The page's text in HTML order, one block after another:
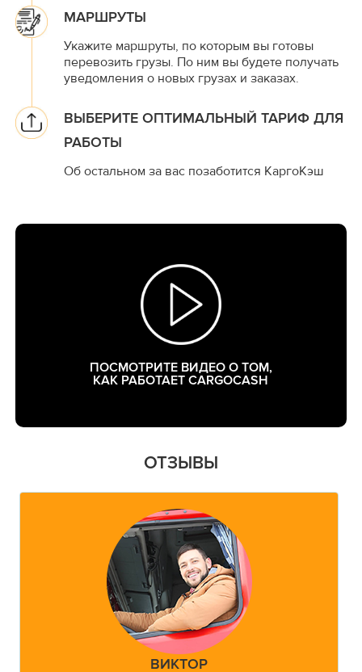
МАРШРУТЫ
Укажите маршруты, по которым вы готовы
перевозить грузы. По ним вы будете получать
уведомления о новых грузах и заказах.
ВЫБЕРИТЕ ОПТИМАЛЬНЫЙ ТАРИФ ДЛЯ
РАБОТЫ
Об остальном за вас позаботится КаргоКэш
ПОСМОТРИТЕ ВИДЕО О ТОМ,
КАК РАБОТАЕТ CARGOCASH
ОТЗЫВЫ
ВИКТОР